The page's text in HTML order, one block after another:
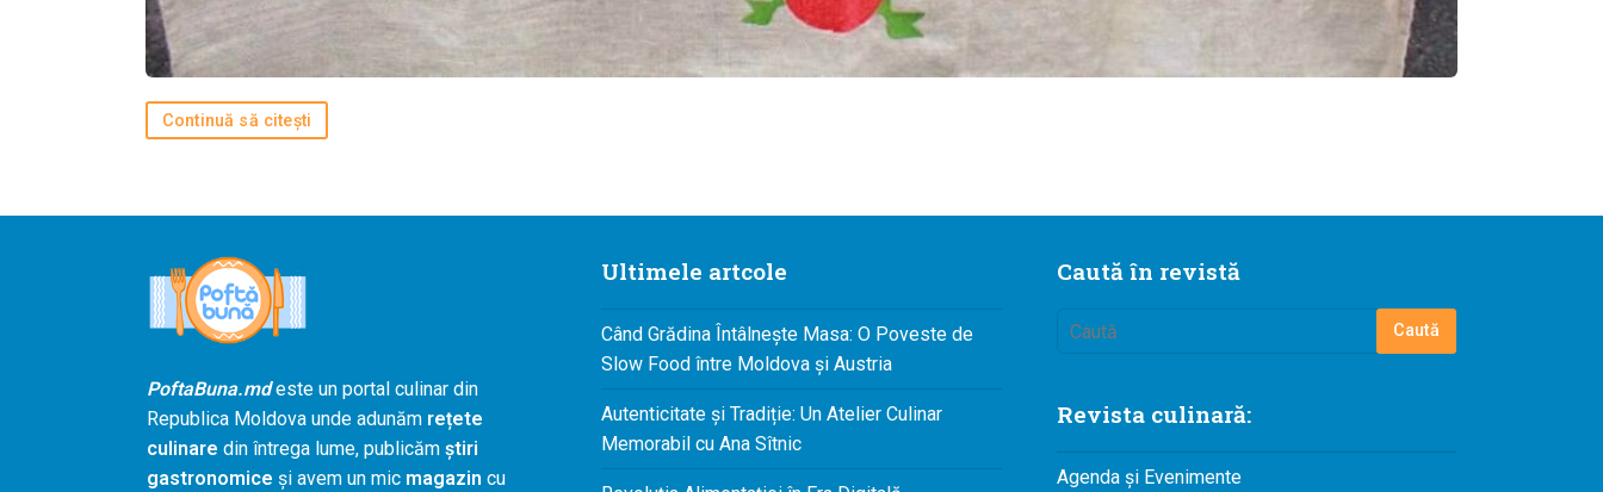
Continuă să citești
PoftaBuna.mdeste un portal culinar din
Republica Moldova unde adunăm rețete
culinare din întrega lume, publicăm știri
gastronomice și avem un mic magazin cu
Ultimele artcole
Când Grădina Întâlnește Masa: O Poveste de
Slow Food între Moldova și Austria
Autenticitate și Tradiție: Un Atelier Culinar
Memorabil cu Ana Sîtnic
Caută în revistă
Revista culinară:
Agenda și Evenimente